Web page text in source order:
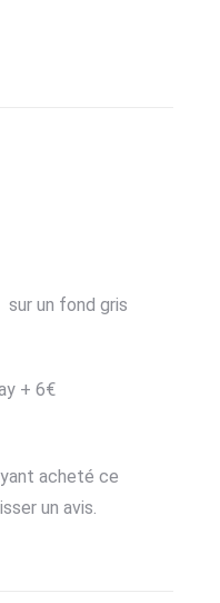
un fond gris
+ 6€
acheté ce
un avis.